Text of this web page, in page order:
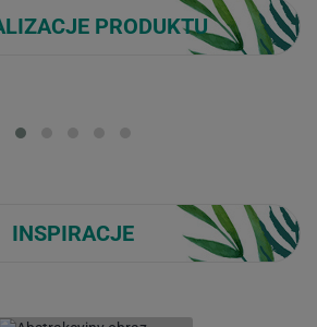
PRODUKTU
INSPIRACJE